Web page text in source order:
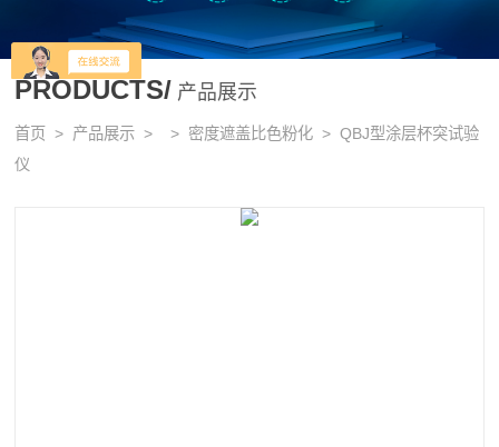
PRODUCTS/ 产品展示
首页 > 产品展示 > > 密度遮盖比色粉化 > QBJ型涂层杯突试验
仪